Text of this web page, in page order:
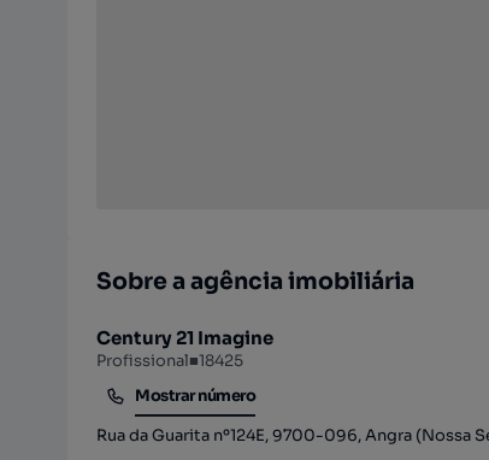
Sobre a agência imobiliária
Century 21 Imagine
Profissional■18425
Mostrar número
Mostrar número
Rua da Guarita nº124E, 9700-096, Angra (Nossa